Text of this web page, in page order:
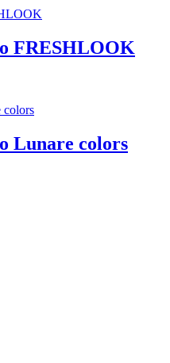
FRESHLOOK
Lunare colors